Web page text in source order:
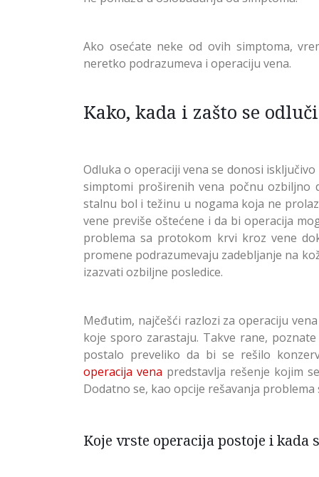
Ako osećate neke od ovih simptoma,
neretko podrazumeva i operaciju vena.
Kako, kada i zašto se
Odluka o operaciji vena se donosi
simptomi proširenih vena počnu ozbiljno
stalnu bol i težinu u nogama koja ne
vene previše oštećene i da bi operacija
problema sa protokom krvi kroz vene
promene podrazumevaju zadebljanje na
izazvati ozbiljne posledice.
Međutim, najčešći razlozi za operaciju
koje sporo zarastaju. Takve rane,
postalo preveliko da bi se rešilo
operacija vena predstavlja rešenje kojim
Dodatno se, kao opcije rešavanja
Koje vrste operacija postoje i kada